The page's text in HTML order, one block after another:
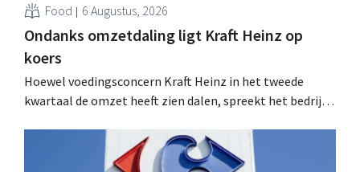
Food 6 Augustus, 2026
Ondanks omzetdaling ligt Kraft Heinz op
koers
Hoewel voedingsconcern Kraft Heinz in het tweede
kwartaal de omzet heeft zien dalen, spreekt het bedrijf
multinational verhoogt de investeringen en de
vooruitzichten.